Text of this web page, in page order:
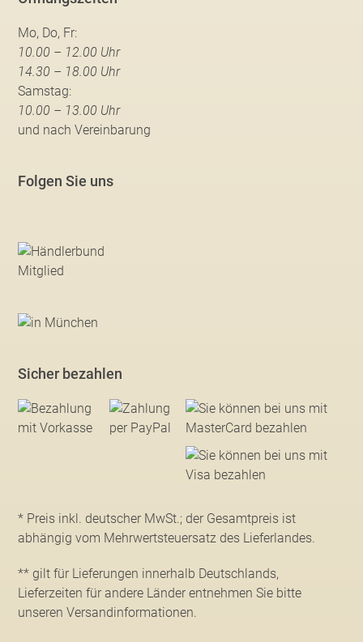
Mo, Do, Fr:
10.00 – 12.00 Uhr
14.30 – 18.00 Uhr
Samstag:
10.00 – 13.00 Uhr
und nach Vereinbarung
Folgen Sie uns
Sicher bezahlen
* Preis inkl. deutscher MwSt.; der Gesamtpreis ist
abhängig vom Mehrwertsteuersatz des Lieferlandes.
** gilt für Lieferungen innerhalb Deutschlands,
Lieferzeiten für andere Länder entnehmen Sie bitte
unseren Versandinformationen.